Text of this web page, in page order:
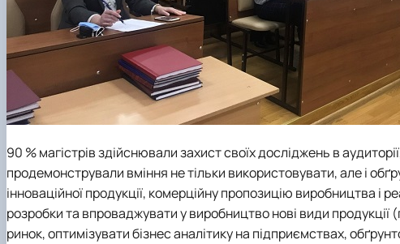
90 % магістрів здійснювали захист своїх досліджень в
продемонстрували вміння не тільки використовувати, але і
інноваційної продукції, комерційну пропозицію виробництва і
розробки та впроваджувати у виробництво нові види
ринок, оптимізувати бізнес аналітику на підприємствах,